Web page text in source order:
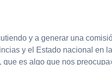
y a generar una
y el Estado nacional en
que es algo que nos